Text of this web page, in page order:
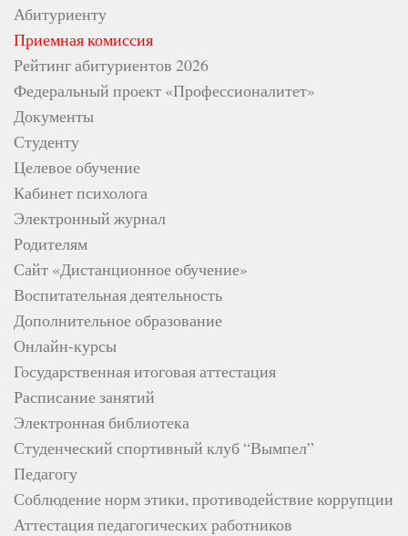
Абитуриенту
Приемная комиссия
Рейтинг абитуриентов 2026
Федеральный проект «Профессионалитет»
Документы
Студенту
Целевое обучение
Кабинет психолога
Электронный журнал
Родителям
Сайт «Дистанционное обучение»
Воспитательная деятельность
Дополнительное образование
Онлайн-курсы
Государственная итоговая аттестация
Расписание занятий
Электронная библиотека
Студенческий спортивный клуб “Вымпел”
Педагогу
Соблюдение норм этики, противодействие коррупции
Аттестация педагогических работников